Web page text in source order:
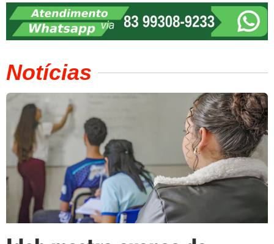
Notícias